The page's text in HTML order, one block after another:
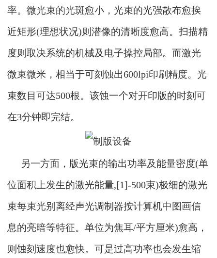
率。微光束的光斑愈小，光束的光强散布愈挨
近矩形(理想状况)则潜像的清晰度愈高。扫描精
度则取决系统的机械及电子操控局部。而激光
微束微米，相当于可刻蚀出600lpi印刷精度。光
束数目可达500根。该蚀一个对开印版的时刻可
在3分钟即完结。
另一方面，版光束的输出功率及能量密度(单
位面积上发生的激光能量,[1]-500束)极细的激光
束每束光别离经声光调制器按计算机中图画信
息的亮暗等特征。单位为焦耳/平方厘米)愈高，
则蚀刻速度也愈快。可是过高功率也会发生缩